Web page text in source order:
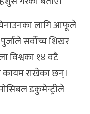
लागि आफूले
सर्वोच्च शिखर
विश्वका १४ वटै
कायम राखेका छन्।
डकुमेन्ट्रीले